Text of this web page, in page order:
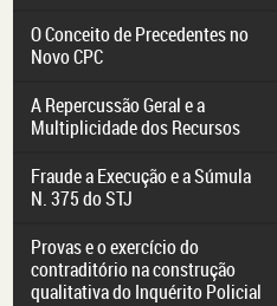
O Conceito de Precedentes no
Novo CPC
A Repercussão Geral e a
Multiplicidade dos Recursos
Fraude a Execução e a Súmula
N. 375 do STJ
Provas e o exercício do
contraditório na construção
qualitativa do Inquérito Policial